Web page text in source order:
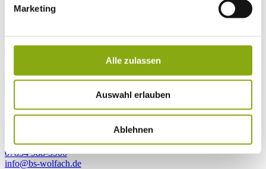
Marketing
Alle zulassen
Auswahl erlauben
Ablehnen
News-Beiträge
2026
Berufliche Schulen Wolfach
07834 988-3900
info@bs-wolfach.de